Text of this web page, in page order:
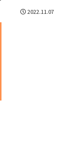
2022.11.07